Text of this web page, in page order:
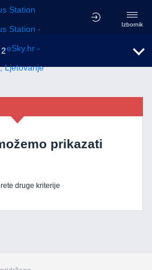
Izbornik
2
prikazati
druge kriterije